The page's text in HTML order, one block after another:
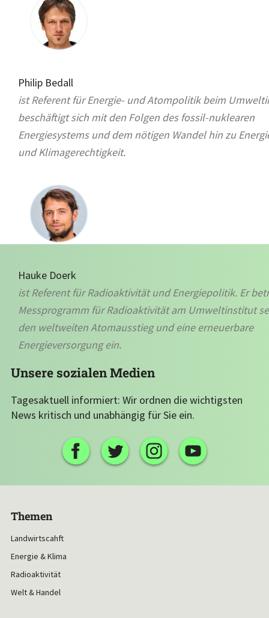
Philip Bedall
ist Referent für Energie- und Atompolitik beim
beschäftigt sich mit den Folgen des fossil-nuklearen
Energiesystems und dem nötigen Wandel hin zu
und Klimagerechtigkeit.
Hauke Doerk
ist Referent für Radioaktivität und Energiepolitik. Er
Messprogramm für Radioaktivität am Umweltinstitut
den weltweiten Atomausstieg und eine erneuerbare
Energieversorgung ein.
Unsere sozialen Medien
Tagesaktuell informiert: Wir ordnen die wichtigsten
News kritisch und unabhängig für Sie ein.
Themen
Landwirtscahft
Energie & Klima
Radioaktivität
Welt & Handel